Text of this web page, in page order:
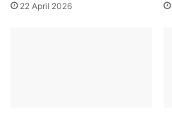
22 April 2026